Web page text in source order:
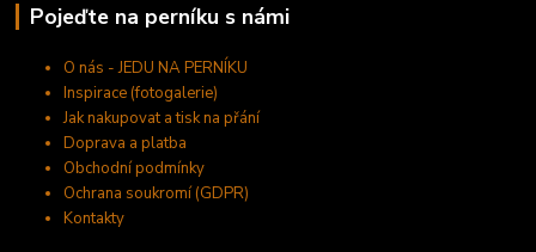
Pojeďte na perníku s námi
O nás - JEDU NA PERNÍKU
Inspirace (fotogalerie)
Jak nakupovat a tisk na přání
Doprava a platba
Obchodní podmínky
Ochrana soukromí (GDPR)
Kontakty